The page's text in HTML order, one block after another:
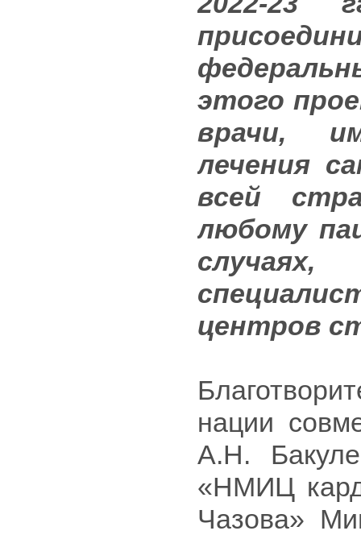
этого
врачи,
лечения
всей
любому
центров
нации
А.Н.
«НМИЦ
Чазова»